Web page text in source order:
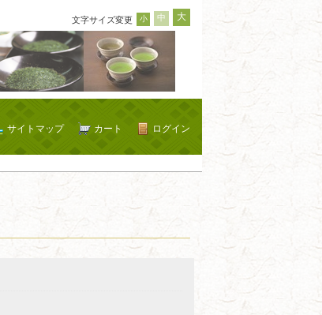
文字サイズ変更 小 中 大
ログイン
カート
サイトマップ